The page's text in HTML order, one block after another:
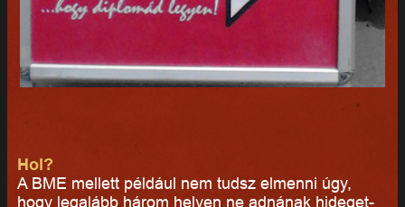
Hol?
A BME mellett például nem tudsz elmenni úgy,
hogy legalább három helyen ne adnának hideget-